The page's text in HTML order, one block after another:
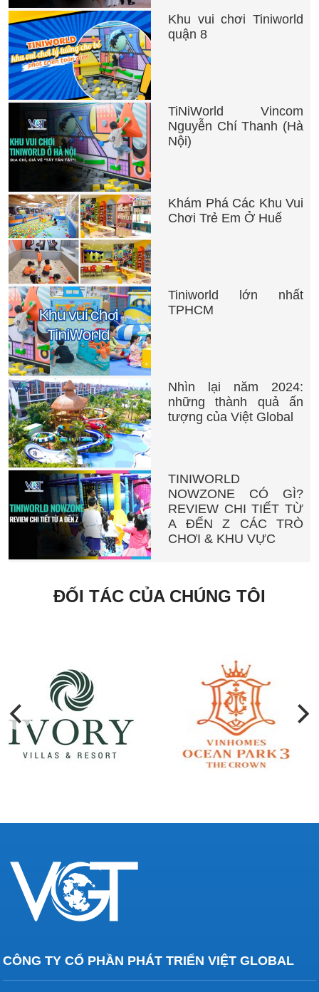
Khu vui chơi Tiniworld
quận 8
TiNiWorld Vincom
Nguyễn Chí Thanh (Hà
Nội)
Khám Phá Các Khu Vui
Chơi Trẻ Em Ở Huế
Tiniworld lớn nhất
TPHCM
Nhìn lại năm 2024:
những thành quả ấn
tượng của Việt Global
TINIWORLD
NOWZONE CÓ GÌ?
REVIEW CHI TIẾT TỪ
A ĐẾN Z CÁC TRÒ
CHƠI & KHU VỰC
ĐỐI TÁC CỦA CHÚNG TÔI
CÔNG TY CỔ PHẦN PHÁT TRIỂN VIỆT GLOBAL